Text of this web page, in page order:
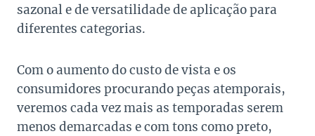
sazonal e de versatilidade de aplicação para
diferentes categorias.
Com o aumento do custo de vista e os
consumidores procurando peças atemporais,
veremos cada vez mais as temporadas serem
menos demarcadas e com tons como preto,